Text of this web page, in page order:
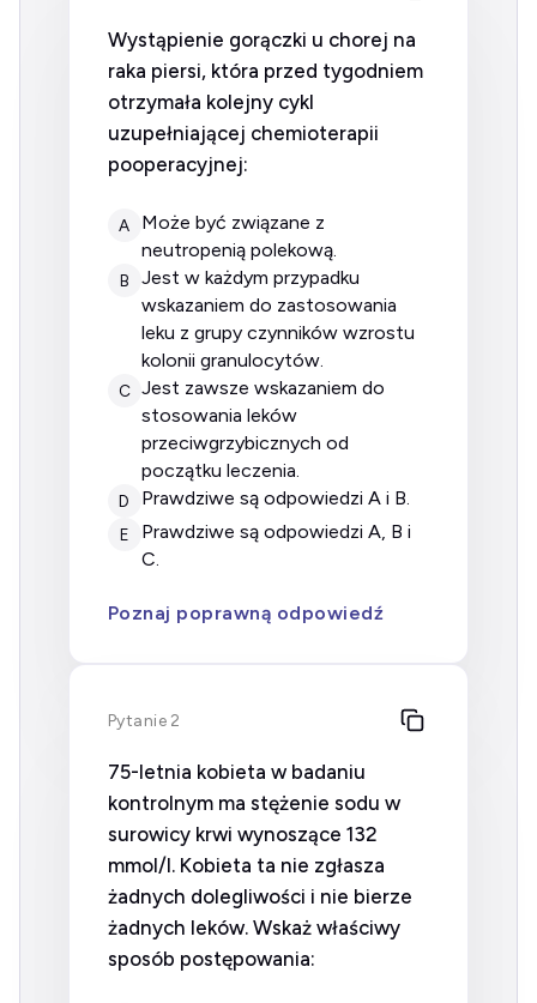
Wystąpienie gorączki u chorej na
raka piersi, która przed tygodniem
otrzymała kolejny cykl
uzupełniającej chemioterapii
pooperacyjnej:
A
może być związane z
neutropenią polekową.
B
jest w każdym przypadku
wskazaniem do zastosowania
leku z grupy czynników wzrostu
kolonii granulocytów.
C jest zawsze wskazaniem do
stosowania leków
przeciwgrzybicznych od
początku leczenia.
D prawdziwe są odpowiedzi A i B.
E
prawdziwe są odpowiedzi A, B i
C.
Poznaj poprawną odpowiedź
Pytanie 2
75-letnia kobieta w badaniu
kontrolnym ma stężenie sodu w
surowicy krwi wynoszące 132
mmol/l. Kobieta ta nie zgłasza
żadnych dolegliwości i nie bierze
żadnych leków. Wskaż właściwy
sposób postępowania: